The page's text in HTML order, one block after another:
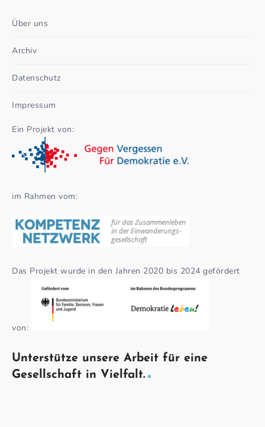
Über uns
Archiv
Datenschutz
Impressum
Ein Projekt von:
im Rahmen vom:
Das Projekt wurde in den Jahren 2020 bis 2024 gefördert
von:
Unterstütze unsere Arbeit für eine
Gesellschaft in Vielfalt.